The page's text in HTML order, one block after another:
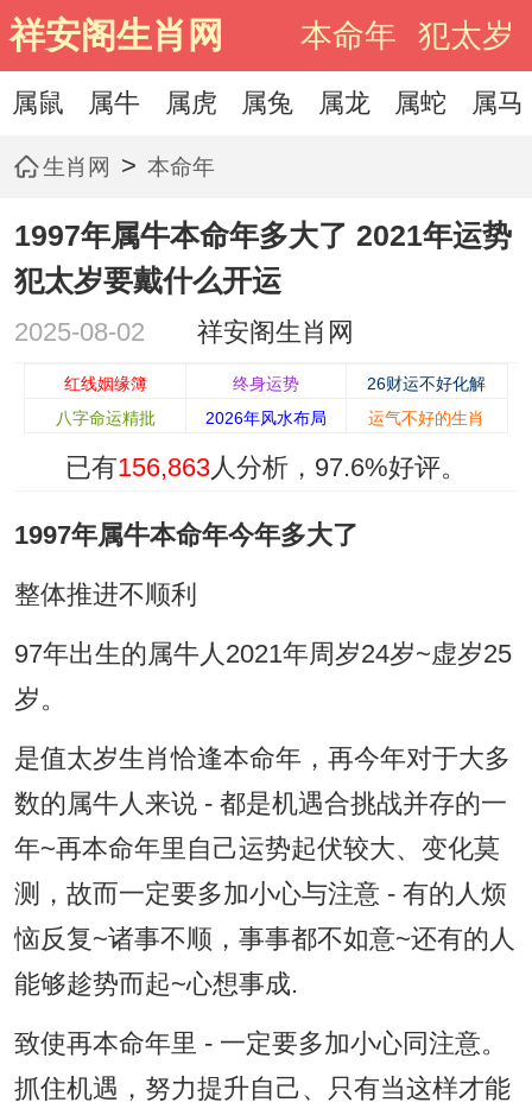
祥安阁生肖网 本命年 犯太岁
属鼠 属牛 属虎 属兔 属龙 属蛇 属马
生肖网 > 本命年
1997年属牛本命年多大了 2021年运势
犯太岁要戴什么开运
2025-08-02 祥安阁生肖网
红线姻缘簿 终身运势
26财运不好化解
八字命运精批
2026年风水布局 运气不好的生肖
已有156,863人分析， 97.6%好评。
1997年属牛本命年今年多大了
整体推进不顺利
97年出生的属牛人2021年周岁24岁~虚岁25
岁。
是值太岁生肖恰逢本命年，再今年对于大多
数的属牛人来说 - 都是机遇合挑战并存的一
年~再本命年里自己运势起伏较大、变化莫
测，故而一定要多加小心与注意 - 有的人烦
恼反复~诸事不顺，事事都不如意~还有的人
能够趁势而起~心想事成.
致使再本命年里 - 一定要多加小心同注意。
抓住机遇，努力提升自己、只有当这样才能